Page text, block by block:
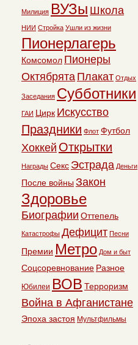
Милиция ВУЗы Школа
НИИ Стройка Ушли из жизни
Пионерлагерь
Комсомол Пионеры
Октябрята Плакат Отдых
Заседания Субботники
ГАИ Цирк Искусство
Праздники Флот Футбол
Хоккей Открытки
Награды Секс Эстрада Деньги
После войны Закон
Здоровье
Биографии Оттепель
Катастрофы Дефицит Песни
Премии Метро Дом и быт
Соцсоревнование Разное
Юбилеи ВОВ Терроризм
Война в Афганистане
Эпоха застоя Мультфильмы